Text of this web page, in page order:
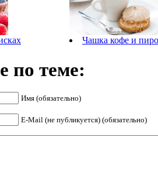
Чашка кофе и
по теме:
Имя (обязательно)
E-Mail (не публикуется) (обязательно)